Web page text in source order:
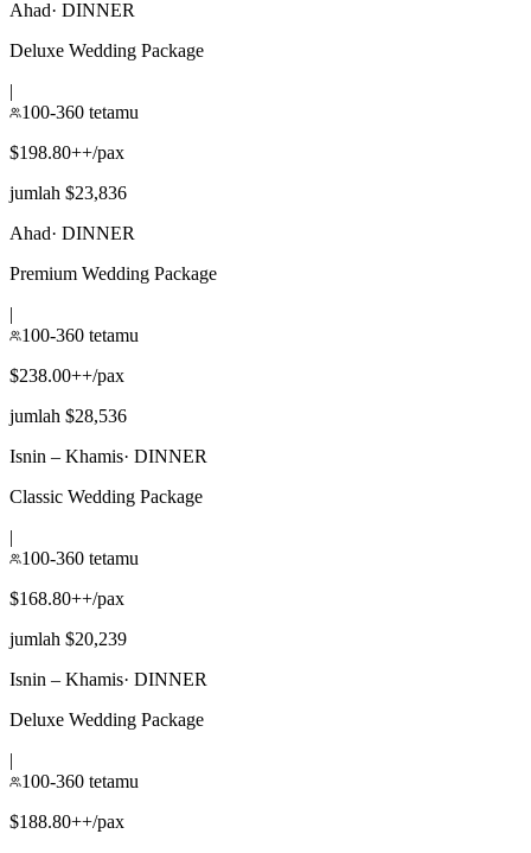
Ahad· DINNER
Deluxe Wedding Package
|
100-360 tetamu
$198.80++/pax
jumlah $23,836
Ahad· DINNER
Premium Wedding Package
|
100-360 tetamu
$238.00++/pax
jumlah $28,536
Isnin – Khamis· DINNER
Classic Wedding Package
|
100-360 tetamu
$168.80++/pax
jumlah $20,239
Isnin – Khamis· DINNER
Deluxe Wedding Package
|
100-360 tetamu
$188.80++/pax